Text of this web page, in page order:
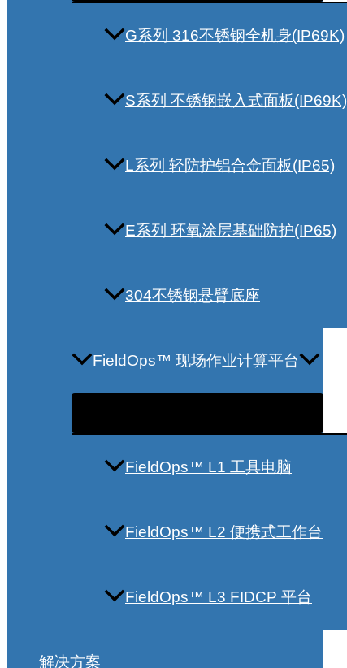
G系列 316不锈钢全机身(IP69K)
S系列 不锈钢嵌入式面板(IP69K)
L系列 轻防护铝合金面板(IP65)
E系列 环氧涂层基础防护(IP65)
304不锈钢悬臂底座
FieldOps™ 现场作业计算平台
FieldOps™ L1 工具电脑
FieldOps™ L2 便携式工作台
FieldOps™ L3 FIDCP 平台
解决方案